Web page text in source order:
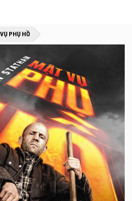
»»
PHỤ HỒ